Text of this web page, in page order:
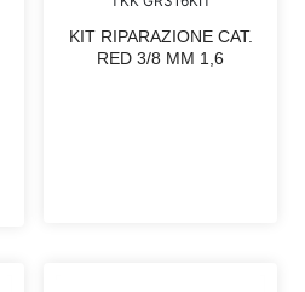
KIT RIPARAZIONE CAT.
RED 3/8 MM 1,6